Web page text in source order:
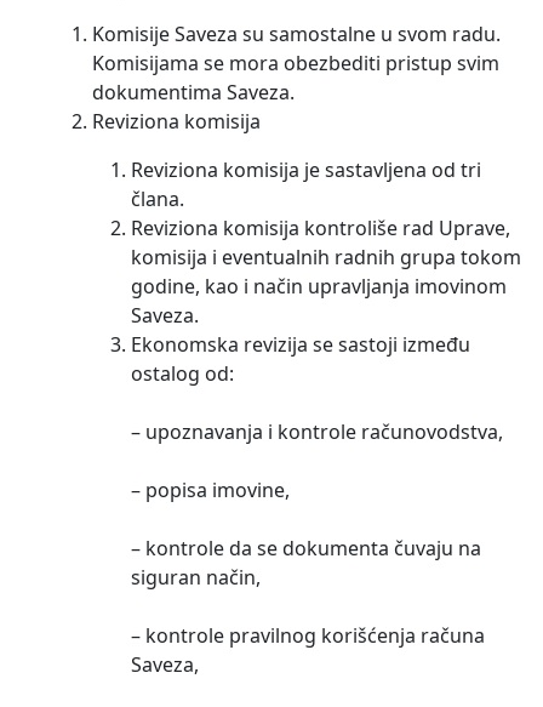
Komisije Saveza su samostalne u svom radu.
Komisijama se mora obezbediti pristup svim
dokumentima Saveza.
Reviziona komisija
Reviziona komisija je sastavljena od tri
člana.
Reviziona komisija kontroliše rad Uprave,
komisija i eventualnih radnih grupa tokom
godine, kao i način upravljanja imovinom
Saveza.
Ekonomska revizija se sastoji između
ostalog od:
– upoznavanja i kontrole računovodstva,
– popisa imovine,
– kontrole da se dokumenta čuvaju na
siguran način,
– kontrole pravilnog korišćenja računa
Saveza,